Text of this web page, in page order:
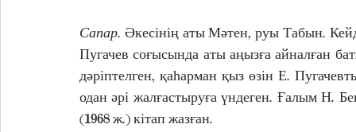
Сапар. Әкесінің аты Мәтен, руы Табын.
Пугачев соғысында аты аңызға айналған
дәріптелген, қаһарман қыз өзін Е.
одан әрі жалғастыруға үндеген. Ғалым Н.
(1968 ж.) кітап жазған.